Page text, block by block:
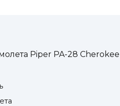
Piper PA-28 Cherokee